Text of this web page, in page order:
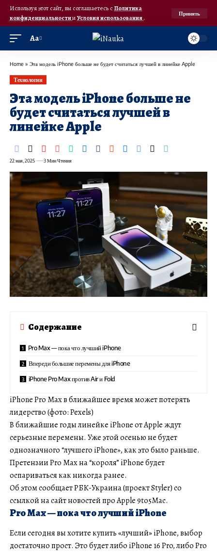
Используя этот сайт, вы соглашаетесь с Политика
конфиденциальностииУсловия использования.
Принять
Аа
Home » Эта модель iPhone больше не будет считаться лучшей в линейке Apple
Технологии
Эта модель iPhone больше не
будет считаться лучшей в
линейке Apple
22 мая, 2025 3 Мин Чтения
Содержание
Pro Max — пока что лучший iPhone
Впереди большие перемены для iPhone
iPhone Pro Max против Air и Fold
iPhone Pro Max в ближайшее время может потерять
лидерство (фото: Pexels)
В ближайшие годы линейкe iPhone от Apple ждут
серьезные перемены. Уже этой осенью не будет
однозначного “лучшего iPhone», как это было раньше.
Претензии Pro Max на “короля” iPhone будет
оспариваться как никогда ранее.
Об этом сообщает РБК-Украина (проект Styler) со
ссылкой на сайт новостей про Apple 9to5Mac.
Pro Max — пока что лучший iPhone
Если сегодня вы хотите купить «лучший» iPhone, выбор
достаточно прост. Это будет либо iPhone 16 Pro, либо Pro